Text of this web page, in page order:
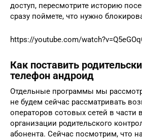
доступ, пересмотрите историю
сразу поймете, что нужно
https://youtube.com/
Как поставить
телефон андроид
Отдельные программы мы
не будем сейчас рассматривать
операторов сотовых сетей в части
организации родительского
абонента. Сейчас посмотрим, что